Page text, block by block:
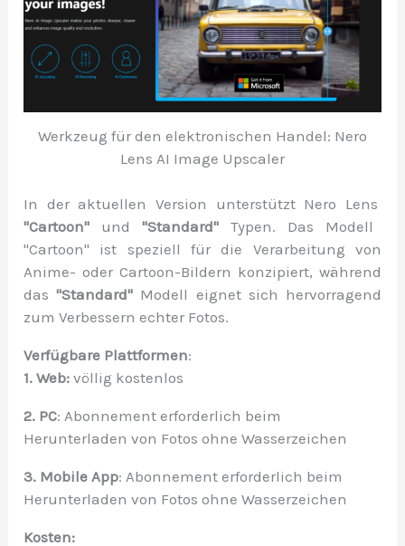
Werkzeug für den elektronischen Handel: Nero
Lens AI Image Upscaler
In der aktuellen Version unterstützt Nero Lens
"Cartoon" und "Standard"Typen. Das Modell
"Cartoon" ist speziell für die Verarbeitung von
Anime- oder Cartoon-Bildern konzipiert, während
das "Standard" Modell eignet sich hervorragend
zum Verbessern echter Fotos.
Verfügbare Plattformen:
1. Web: völlig kostenlos
2. PC: Abonnement erforderlich beim
Herunterladen von Fotos ohne Wasserzeichen
3. Mobile App: Abonnement erforderlich beim
Herunterladen von Fotos ohne Wasserzeichen
Kosten: